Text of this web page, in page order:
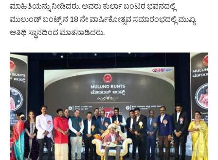
ಮಾಹಿತಿಯನ್ನು ನೀಡಿದರು. ಅವರು ಕುರ್ಲಾ ಬಂಟರ ಭವನದಲ್ಲಿ
ಮುಲುಂಡ್ ಬಂಟ್ಸ್ ನ 18 ನೇ ವಾರ್ಷಿಕೋತ್ಸವ ಸಮಾರಂಭದಲ್ಲಿ ಮುಖ್ಯ
ಅತಿಥಿ ಸ್ಥಾನದಿಂದ ಮಾತನಾಡಿದರು.